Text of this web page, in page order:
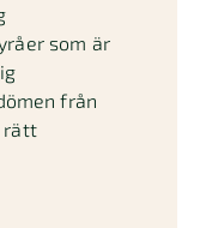
som är
från
rätt